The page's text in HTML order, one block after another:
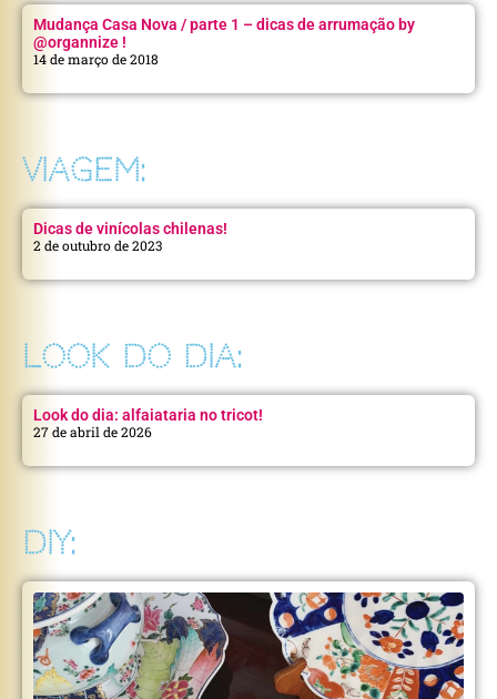
Mudança Casa Nova / parte 1 – dicas de arrumação by
@organnize !
14 de março de 2018
VIAGEM:
Dicas de vinícolas chilenas!
2 de outubro de 2023
LOOK DO DIA:
Look do dia: alfaiataria no tricot!
27 de abril de 2026
DIY: